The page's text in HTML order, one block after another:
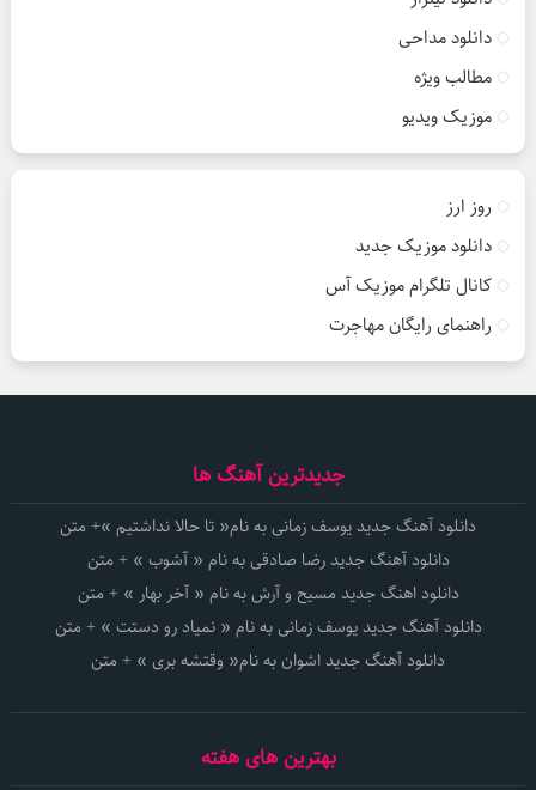
دانلود مداحی
مطالب ویژه
موزیک ویدیو
روز ارز
دانلود موزیک جدید
کانال تلگرام موزیک آس
راهنمای رایگان مهاجرت
جدیدترین آهنگ ها
دانلود آهنگ جدید یوسف زمانی به نام« تا حالا نداشتیم »+ متن
دانلود آهنگ جدید رضا صادقی به نام « آشوب » + متن
دانلود اهنگ جدید مسیح و آرش به نام « آخر بهار » + متن
دانلود آهنگ جدید یوسف زمانی به نام « نمیاد رو دستت » + متن
دانلود آهنگ جدید اشوان به نام« وقتشه بری » + متن
بهترین های هفته